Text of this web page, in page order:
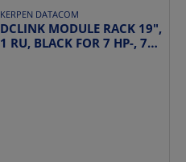
KERPEN DATACOM
DCLINK MODULE RACK 19",
1 RU, BLACK FOR 7 HP-, 7/2